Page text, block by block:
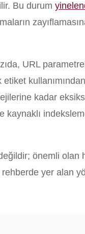
Bu durum
URL
kullanımından
kadar
kaynaklı
önemli
rehberde yer alan